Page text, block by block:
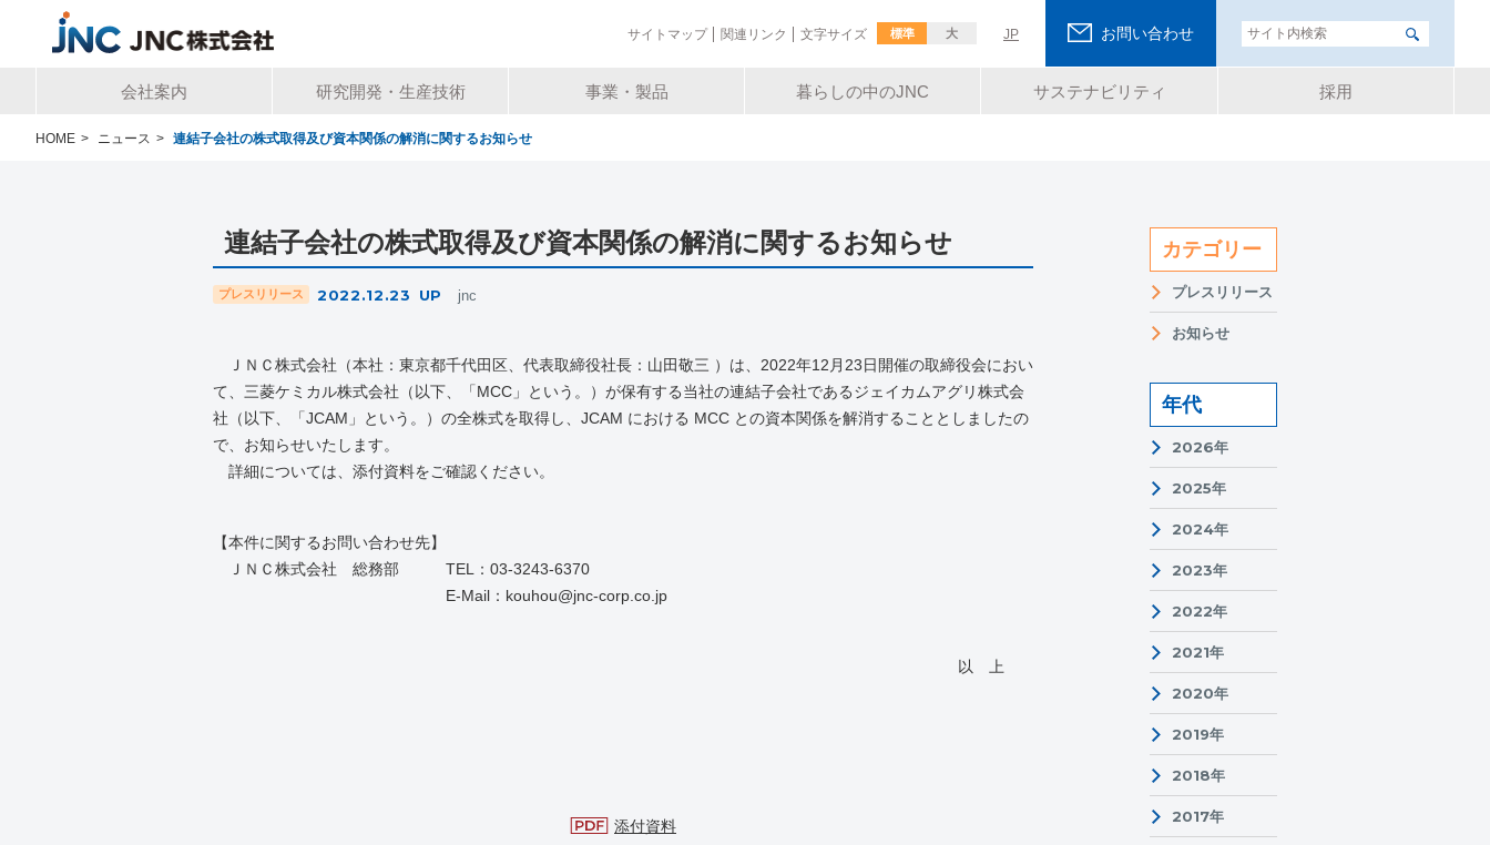
サイトマップ 関連リンク 文字サイズ 標準 大 JP お問い合わせ
会社案内 研究開発・生産技術 事業・製品 暮らしの中のJNC サステナビリティ 採用
HOME > ニュース > 連結子会社の株式取得及び資本関係の解消に関するお知らせ
連結子会社の株式取得及び資本関係の解消に関するお知らせ
プレスリリース 2022.12.23 UP jnc
ＪＮＣ株式会社（本社：東京都千代田区、代表取締役社長：山田敬三 ）は、2022年12 月 23日開催の取締役会におい
て、三菱ケミカル株式会社（以下、「MCC 」という。）が保有する当社の連結子会社であるジェイカムアグリ株式会
社（以下、「JCAM 」という。）の全株式を取得し、 JCAM における MCC との資本関係を解消することとしましたの
で、お知らせいたします。
詳細については、添付資料をご確認ください。
【本件に関するお問い合わせ先】
ＪＮＣ株式会社 総務部 TEL
：03-3243-6370
E-Mail ： kouhou@jnc-corp.co.jp
以 上
添付資料
カテゴリー
プレスリリース
お知らせ
年代
2026年
2025年
2024年
2023年
2022年
2021年
2020年
2019年
2018年
2017年